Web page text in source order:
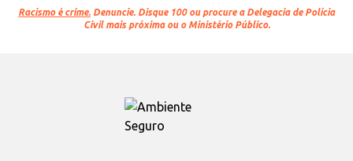
Racismo é crime. Denuncie. Disque 100 ou procure a Delegacia de Polícia
Civil mais próxima ou o Ministério Público.